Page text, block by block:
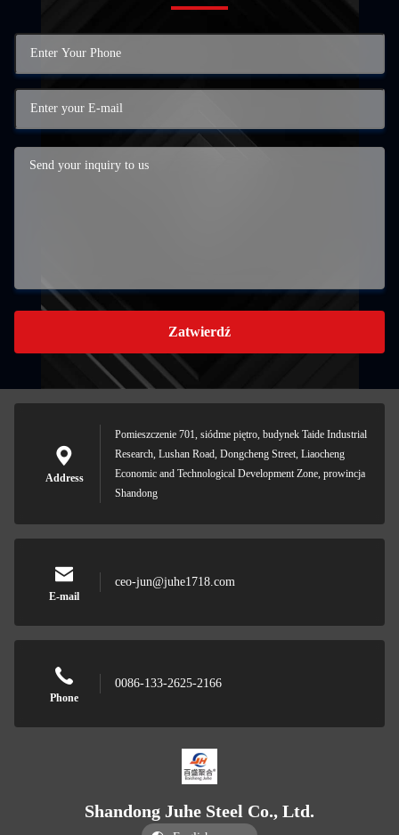
Zatwierdź
Address
Pomieszczenie 701, siódme piętro, budynek Taide Industrial
Research, Lushan Road, Dongcheng Street, Liaocheng
Economic and Technological Development Zone, prowincja
Shandong
E-mail
ceo-jun@juhe1718.com
Phone
0086-133-2625-2166
Shandong Juhe Steel Co., Ltd.